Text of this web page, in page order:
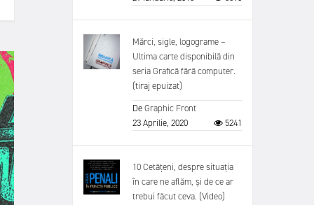
Mărci, sigle, logograme –
Ultima carte disponibilă din
seria Grafică fără computer.
(tiraj epuizat)
DeGraphic Front
23 Aprilie, 2020
5241
10 Cetățeni, despre situația
în care ne aflăm, și de ce ar
trebui făcut ceva. (Video)